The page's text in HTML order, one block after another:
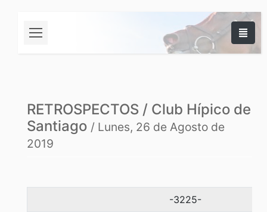
RETROSPECTOS / Club Hípico de
Santiago / Lunes, 26 de Agosto de
2019
-3225-